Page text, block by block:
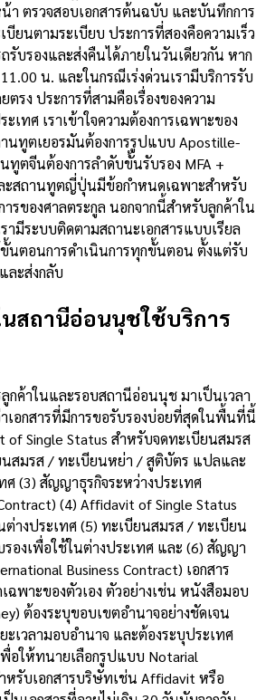
า ตรวจสอบเอกสารต้นฉบับ และบันทึกการ
บียนตามระเบียบ ประการที่สองคือความเร็ว
รับรองและส่งคืนได้ภายในวันเดียวกัน หาก
11.00 น. และในกรณีเร่งด่วนเรามีบริการรับ
ตรง ประการที่สามคือเรื่องของความ
เทศ เราเข้าใจความต้องการเฉพาะของ
ทูตเยอรมันต้องการรูปแบบ Apostille-
ทูตจีนต้องการลำดับขั้นรับรอง MFA +
ะสถานทูตญี่ปุ่นมีข้อกำหนดเฉพาะสำหรับ
ารของศาลตระกูล นอกจากนี้สำหรับลูกค้าใน
ามีระบบติดตามสถานะเอกสารแบบเรียล
นตอนการดำเนินการทุกขั้นตอน ตั้งแต่รับ
ละส่งกลับ
สถานีอ่อนนุชใช้บริการ
กค้าในและรอบสถานีอ่อนนุช มาเป็นเวลา
เอกสารที่มีการขอรับรองบ่อยที่สุดในพื้นที่นี้
of Single Status สำหรับจดทะเบียนสมรส
นสมรส / ทะเบียนหย่า / สูติบัตร แปลและ
ศ (3) สัญญาธุรกิจระหว่างประเทศ
(4) Affidavit of Single Status
างประเทศ (5) ทะเบียนสมรส / ทะเบียน
องเพื่อใช้ในต่างประเทศ และ (6) สัญญา
Business Contract) เอกสาร
พาะของตัวเอง ตัวอย่างเช่น หนังสือมอบ
ต้องระบุขอบเขตอำนาจอย่างชัดเจน
เวลามอบอำนาจ และต้องระบุประเทศ
พื่อให้ทนายเลือกรูปแบบ Notarial
หรับเอกสารบริษัทเช่น Affidavit หรือ